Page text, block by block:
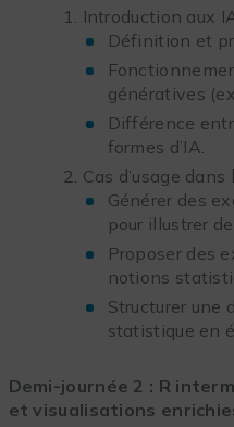
Introduction aux
Définition et
génératives
Différence
formes d’IA.
Cas d’usage
Générer des
pour illustrer
Proposer des
notions
Structurer une
statistique en
Demi-journée 2 : R
et visualisations